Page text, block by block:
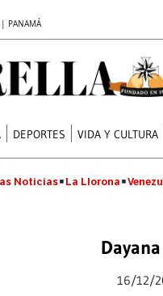
PANAMÁ
DEPORTES VIDA Y CULTURA
Noticias La Llorona
16/12/